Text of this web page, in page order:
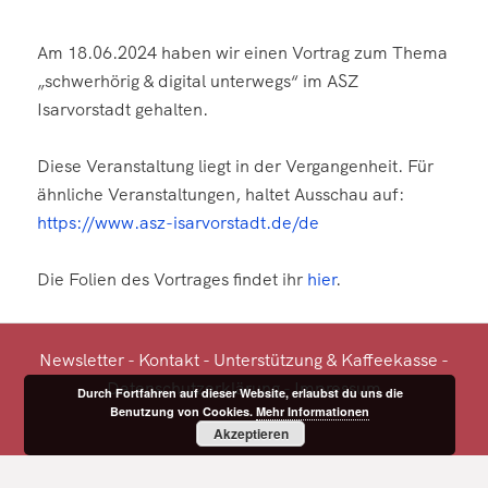
Am 18.06.2024 haben wir einen Vortrag zum Thema
„schwerhörig & digital unterwegs“ im ASZ
Isarvorstadt gehalten.
Diese Veranstaltung liegt in der Vergangenheit. Für
ähnliche Veranstaltungen, haltet Ausschau auf:
https://www.asz-isarvorstadt.de/de
Die Folien des Vortrages findet ihr hier.
Newsletter- Kontakt- Unterstützung& Kaffeekasse -
Datenschutzerklärung-Impressum
Durch Fortfahren auf dieser Website, erlaubst du uns die
Benutzung von Cookies.Mehr Informationen
Akzeptieren